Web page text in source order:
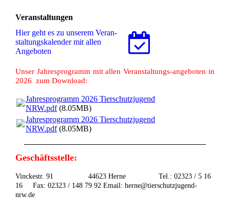
Veranstaltungen
Hier geht es zu unserem Ver­an­
stal­tungs­ka­len­der mit allen
Angeboten
Unser Jahresprogramm mit allen Veranstaltungs-angeboten in
2026 zum Download:
Jahresprogramm 2026 Tierschutzjugend
NRW.pdf(8.05MB)
Jahresprogramm 2026 Tierschutzjugend
NRW.pdf(8.05MB)
Geschäftsstelle:
Vinckestr. 91 44623 Herne Tel.: 02323 / 5 16
16 Fax: 02323 / 148 79 92 Email: herne@tierschutzjugend-
nrw.de